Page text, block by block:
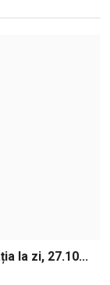
la zi, 27.10...